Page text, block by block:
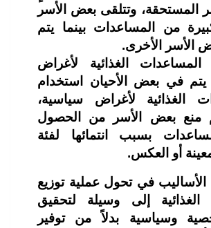
المستحقة، وتتلقى بعض الأسر
من المساعدات بينما يتم
الأسر الأخرى.
المساعدات الغذائية لأغراض
في بعض الأحيان استخدام
الغذائية لأغراض سياسية،
منع بعض الأسر من الحصول
بسبب انتمائها لفئة
أو العكس.
في تحول عملية توزيع
الغذائية إلى وسيلة لتحقيق
وسياسية بدلاً من توفير